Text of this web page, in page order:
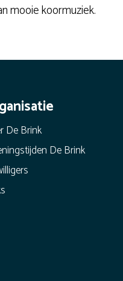
mooie koormuziek.
De Brink
De Brink